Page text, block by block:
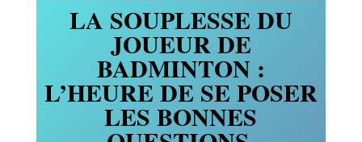
LA SOUPLESSE DU
JOUEUR DE
BADMINTON :
L’HEURE DE SE POSER
LES BONNES